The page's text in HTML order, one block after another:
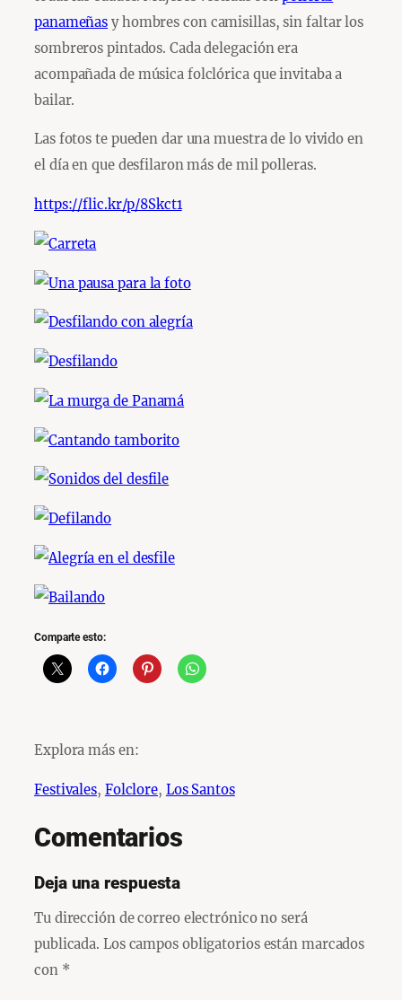
panameñas y hombres con camisillas, sin faltar los
sombreros pintados. Cada delegación era
acompañada de música folclórica que invitaba a
bailar.
Las fotos te pueden dar una muestra de lo vivido en
el día en que desfilaron más de mil polleras.
https://flic.kr/p/8Skct1
Comparte esto:
Explora más en:
Festivales, Folclore, Los Santos
Comentarios
Deja una respuesta
Tu dirección de correo electrónico no será
publicada. Los campos obligatorios están marcados
con *